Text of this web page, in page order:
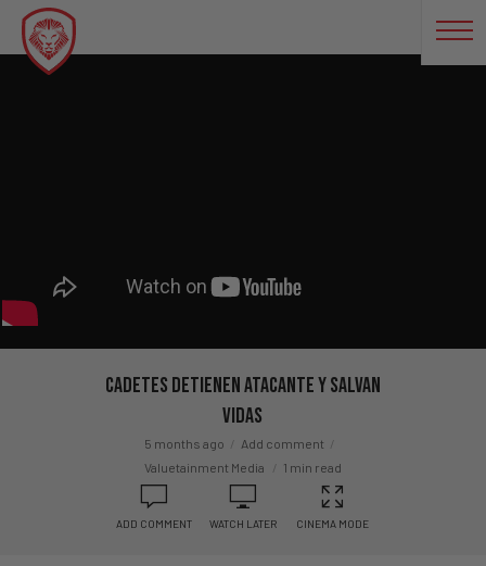
Cadetes Detienen Atacante Y Salvan
Vidas
5 months ago
Add comment
Valuetainment Media
1 min read
ADD COMMENT WATCH LATER CINEMA MODE